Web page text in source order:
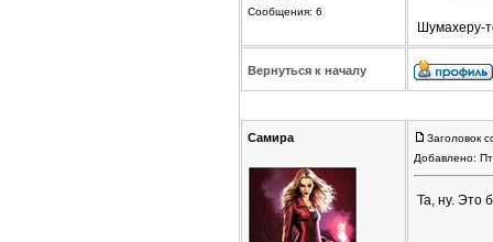
Сообщения: 6
Шумахеру-
Вернуться к началу
Самира
Заголовок
Добавлено:
Та, ну. Это